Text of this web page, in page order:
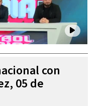
con
05 de